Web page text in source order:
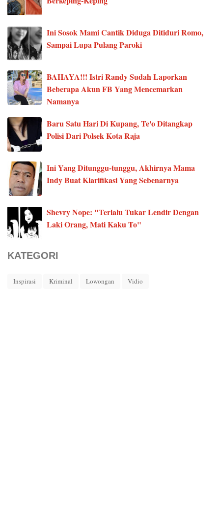
Ini Sosok Mami Cantik Diduga Ditiduri Romo,
Sampai Lupa Pulang Paroki
BAHAYA!!! Istri Randy Sudah Laporkan
Beberapa Akun FB Yang Mencemarkan
Namanya
Baru Satu Hari Di Kupang, Te'o Ditangkap
Polisi Dari Polsek Kota Raja
Ini Yang Ditunggu-tunggu, Akhirnya Mama
Indy Buat Klarifikasi Yang Sebenarnya
Shevry Nope: "Terlalu Tukar Lendir Dengan
Laki Orang, Mati Kaku To"
KATEGORI
Inspirasi Kriminal Lowongan Vidio